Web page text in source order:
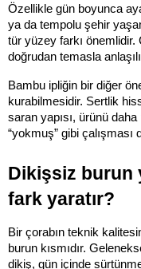
Özellikle gün boyunca
ya da tempolu şehir
tür yüzey farkı
doğrudan temasla
Bambu ipliğin bir diğer
kurabilmesidir. Sertlik
saran yapısı, ürünü
“yokmuş” gibi çalışması
Dikişsiz burun
fark yaratır?
Bir çorabın teknik
burun kısmıdır.
dikiş, gün içinde